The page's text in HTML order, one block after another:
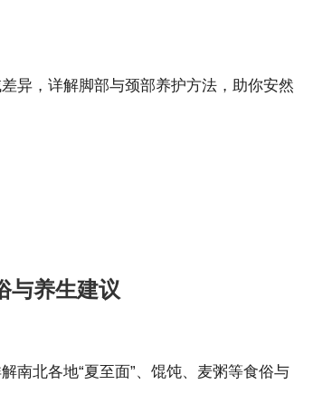
异，详解脚部与颈部养护方法，助你安然
与养生建议
南北各地“夏至面”、馄饨、麦粥等食俗与